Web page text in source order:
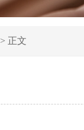
> 正文